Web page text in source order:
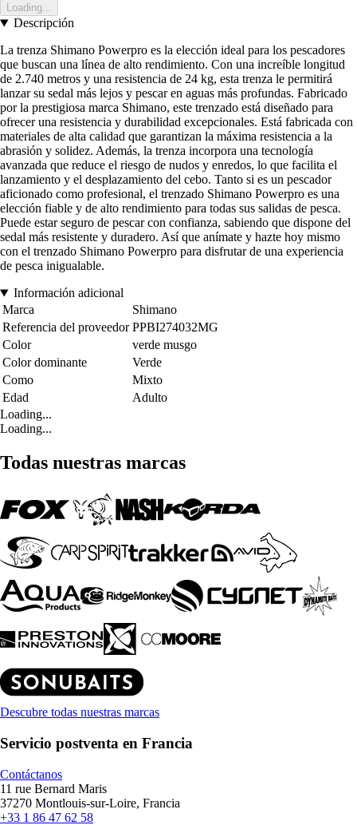
Loading...
Descripción
La trenza Shimano Powerpro es la elección ideal para los pescadores
que buscan una línea de alto rendimiento. Con una increíble longitud
de 2.740 metros y una resistencia de 24 kg, esta trenza le permitirá
lanzar su sedal más lejos y pescar en aguas más profundas. Fabricado
por la prestigiosa marca Shimano, este trenzado está diseñado para
ofrecer una resistencia y durabilidad excepcionales. Está fabricada con
materiales de alta calidad que garantizan la máxima resistencia a la
abrasión y solidez. Además, la trenza incorpora una tecnología
avanzada que reduce el riesgo de nudos y enredos, lo que facilita el
lanzamiento y el desplazamiento del cebo. Tanto si es un pescador
aficionado como profesional, el trenzado Shimano Powerpro es una
elección fiable y de alto rendimiento para todas sus salidas de pesca.
Puede estar seguro de pescar con confianza, sabiendo que dispone del
sedal más resistente y duradero. Así que anímate y hazte hoy mismo
con el trenzado Shimano Powerpro para disfrutar de una experiencia
de pesca inigualable.
Información adicional
Marca
Shimano
Referencia del proveedor PPBI274032MG
Color
verde musgo
Color dominante
Verde
Como
Mixto
Edad
Adulto
Loading...
Loading...
Todas nuestras marcas
Descubre todas nuestras marcas
Servicio postventa en Francia
Contáctanos
11 rue Bernard Maris
37270 Montlouis-sur-Loire, Francia
+33 1 86 47 62 58